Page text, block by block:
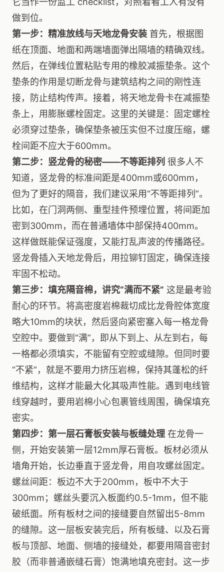
做到位。
第一步：精准放线与天地龙骨安装 首先，根据图
纸在顶面、地面和两端墙面弹出隔墙的精确双线。
然后，在弹线位置粘贴专用的橡胶减振垫条。这个
垫条的作用是切断龙骨与建筑结构之间的刚性连
接，防止结构传声。接着，将天地龙骨卡在减振垫
条上，用膨胀螺栓固定。这里的关键是：固定螺栓
必须穿过垫条，确保垫条被压实但不过度压缩，螺
栓间距不应大于600mm。
第二步：竖龙骨的秘密——不等距排列 很多人不
知道，竖龙骨的标准间距是400mm或600mm，
但为了更好的隔音，我们建议采用“不等距排列”。
比如，在门洞两侧、重型挂件预埋位置，将间距加
密到300mm，而在普通墙体中部保持400mm。
这样做既能保证强度，又能打乱声波的传播路径。
竖龙骨插入天地龙骨后，用拉铆钉固定，确保连接
牢固不松动。
第三步：填充隔音棉，讲究“满而不紧” 这是最考验
耐心的环节。将高密度岩棉裁切成比龙骨腔体宽度
略大10mm的块状，然后竖向紧密塞入每一格龙骨
空腔中。要做到“满”，即从下到上、从左到右，每
一格都必须填实，不能留有空腔或缝隙。但同时要
“不紧”，就是不要用力挤压岩棉，保持其蓬松的纤
维结构，这样才能最大化其吸声性能。遇到电线管
线穿越时，要用岩棉小心包裹管线周围，确保填充
密实。
第四步：第一层石膏板安装与板缝处理 在龙骨一
侧，开始安装第一层12mm厚石膏板。板材必须从
墙角开始，长边垂直于竖龙骨，用自攻螺丝固定。
螺丝间距：板边不大于200mm，板中不大于
300mm；螺丝头要沉入板面约0.5-1mm，但不能
破纸面。所有板材之间的接缝要自然留出5-8mm
的缝隙。这一层板安装完后，所有板缝、以及石膏
板与顶部、地面、侧墙的接缝处，都要用隔音密封
胶（而非普通嵌缝石膏）饱满地填充密封。这一步